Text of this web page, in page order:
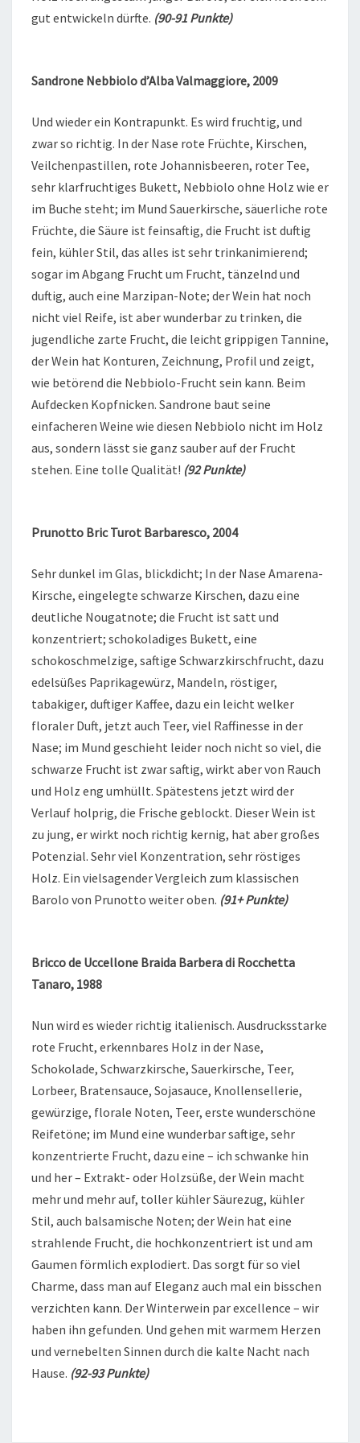
gut entwickeln dürfte. (90-91 Punkte)
Sandrone Nebbiolo d’Alba Valmaggiore, 2009
Und wieder ein Kontrapunkt. Es wird fruchtig, und
zwar so richtig. In der Nase rote Früchte, Kirschen,
Veilchenpastillen, rote Johannisbeeren, roter Tee,
sehr klarfruchtiges Bukett, Nebbiolo ohne Holz wie er
im Buche steht; im Mund Sauerkirsche, säuerliche rote
Früchte, die Säure ist feinsaftig, die Frucht ist duftig
fein, kühler Stil, das alles ist sehr trinkanimierend;
sogar im Abgang Frucht um Frucht, tänzelnd und
duftig, auch eine Marzipan-Note; der Wein hat noch
nicht viel Reife, ist aber wunderbar zu trinken, die
jugendliche zarte Frucht, die leicht grippigen Tannine,
der Wein hat Konturen, Zeichnung, Profil und zeigt,
wie betörend die Nebbiolo-Frucht sein kann. Beim
Aufdecken Kopfnicken. Sandrone baut seine
einfacheren Weine wie diesen Nebbiolo nicht im Holz
aus, sondern lässt sie ganz sauber auf der Frucht
stehen. Eine tolle Qualität! (92 Punkte)
Prunotto Bric Turot Barbaresco, 2004
Sehr dunkel im Glas, blickdicht; In der Nase Amarena-
Kirsche, eingelegte schwarze Kirschen, dazu eine
deutliche Nougatnote; die Frucht ist satt und
konzentriert; schokoladiges Bukett, eine
schokoschmelzige, saftige Schwarzkirschfrucht, dazu
edelsüßes Paprikagewürz, Mandeln, röstiger,
tabakiger, duftiger Kaffee, dazu ein leicht welker
floraler Duft, jetzt auch Teer, viel Raffinesse in der
Nase; im Mund geschieht leider noch nicht so viel, die
schwarze Frucht ist zwar saftig, wirkt aber von Rauch
und Holz eng umhüllt. Spätestens jetzt wird der
Verlauf holprig, die Frische geblockt. Dieser Wein ist
zu jung, er wirkt noch richtig kernig, hat aber großes
Potenzial. Sehr viel Konzentration, sehr röstiges
Holz. Ein vielsagender Vergleich zum klassischen
Barolo von Prunotto weiter oben. (91+ Punkte)
Bricco de Uccellone Braida Barbera di Rocchetta
Tanaro, 1988
Nun wird es wieder richtig italienisch. Ausdrucksstarke
rote Frucht, erkennbares Holz in der Nase,
Schokolade, Schwarzkirsche, Sauerkirsche, Teer,
Lorbeer, Bratensauce, Sojasauce, Knollensellerie,
gewürzige, florale Noten, Teer, erste wunderschöne
Reifetöne; im Mund eine wunderbar saftige, sehr
konzentrierte Frucht, dazu eine – ich schwanke hin
und her – Extrakt- oder Holzsüße, der Wein macht
mehr und mehr auf, toller kühler Säurezug, kühler
Stil, auch balsamische Noten; der Wein hat eine
strahlende Frucht, die hochkonzentriert ist und am
Gaumen förmlich explodiert. Das sorgt für so viel
Charme, dass man auf Eleganz auch mal ein bisschen
verzichten kann. Der Winterwein par excellence – wir
haben ihn gefunden. Und gehen mit warmem Herzen
und vernebelten Sinnen durch die kalte Nacht nach
Hause. (92-93 Punkte)